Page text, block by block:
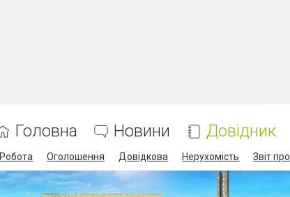
Головна Новини Довідник
Робота Оголошення Довідкова Нерухомість Звіт